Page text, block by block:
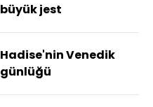
büyük jest
Hadise'nin Venedik
günlüğü